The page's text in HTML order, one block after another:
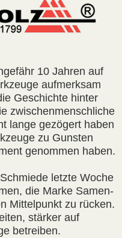
10 Jahren auf
aufmerksam
Geschichte hinter
zwischenmenschliche
lange gezögert haben
zu Gunsten
genommen haben.
letzte Woche
die Marke Samen-
Mittelpunkt zu rücken.
stärker auf
betreiben.